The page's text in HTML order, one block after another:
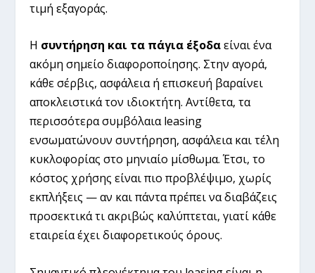
τιμή εξαγοράς.
Η συντήρηση και τα πάγια έξοδαείναι ένα
ακόμη σημείο διαφοροποίησης. Στην αγορά,
κάθε σέρβις, ασφάλεια ή επισκευή βαραίνει
αποκλειστικά τον ιδιοκτήτη. Αντίθετα, τα
περισσότερα συμβόλαια leasing
ενσωματώνουν συντήρηση, ασφάλεια και τέλη
κυκλοφορίας στο μηνιαίο μίσθωμα. Έτσι, το
κόστος χρήσης είναι πιο προβλέψιμο, χωρίς
εκπλήξεις — αν και πάντα πρέπει να διαβάζεις
προσεκτικά τι ακριβώς καλύπτεται, γιατί κάθε
εταιρεία έχει διαφορετικούς όρους.